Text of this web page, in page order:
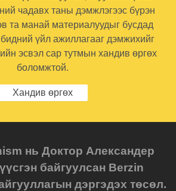
чадавх таны дэмжлэгээс бүрэн
та манай материалуудыг бусдад
бидний үйл ажиллагааг дэмжихийг
эсвэл сар тутмын хандив өргөх
боломжтой.
Хандив өргөх
нь Доктор Александер
байгуулсан Berzin
дэргэдэх төсөл.